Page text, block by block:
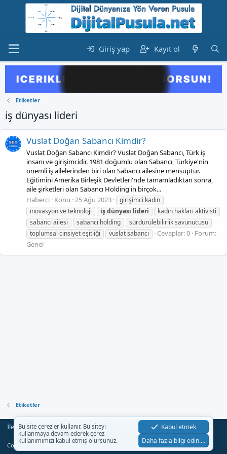
Giriş yap Kayıt ol
Etiketler
i̇ş dünyası lideri
Vuslat Doğan Sabancı Kimdir?
Vuslat Doğan Sabancı Kimdir? Vuslat Doğan Sabancı, Türk iş
insanı ve girişimcidir. 1981 doğumlu olan Sabancı, Türkiye'nin
önemli iş ailelerinden biri olan Sabancı ailesine mensuptur.
Eğitimini Amerika Birleşik Devletleri'nde tamamladıktan sonra,
aile şirketleri olan Sabancı Holding'in birçok...
Haberci Konu 25 Ağu 2023
girişimci kadın
i̇novasyon ve teknoloji
i̇şdünyası lideri
kadın hakları aktivisti
sabancı ailesi
sabancı holding
sürdürülebilirlik savunucusu
toplumsal cinsiyet eşitliği
vuslat sabancı Cevaplar: 0 Forum:
Genel
Etiketler
İletişim Şartlar Gizlilik Yardım
R
S
S
Community platform by XenForo® © 2010-2023 XenForo Ltd.
Bu site çerezler kullanır. Bu siteyi
kullanmaya devam ederek çerez
kullanımımızı kabul etmiş olursunuz.
Kabul etmek
Daha fazla bilgi edin.…